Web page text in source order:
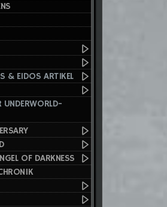
& EIDOS ARTIKEL
UNDERWORLD-
OF DARKNESS